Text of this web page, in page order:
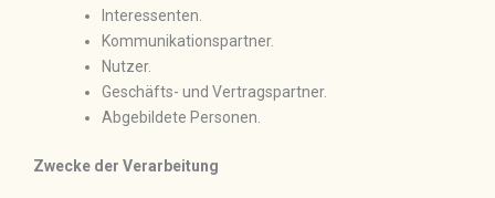
Interessenten.
Kommunikationspartner.
Nutzer.
Geschäfts- und Vertragspartner.
Abgebildete Personen.
Zwecke der Verarbeitung